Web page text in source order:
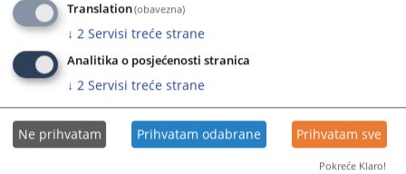
Translation(obavezna)
↓ 2 Servisi treće strane
Analitika o posjećenosti stranica
↓ 2 Servisi treće strane
Ne prihvatam Prihvatam odabrane Prihvatam sve
Pokreće Klaro!